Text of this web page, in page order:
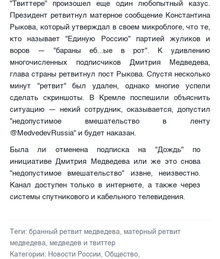
"Твиттере" произошел еще один любопытный казус.
Президент ретвитнул матерное сообщение Константина
Рыкова, который утверждал в своем микроблоге, что те,
кто называет "Единую Россию" партией жуликов и
воров — "бараны еб...ые в рот". К удивлению
многочисленных подписчиков Дмитрия Медведева,
глава страны ретвитнул пост Рыкова. Спустя несколько
минут "ретвит" был удален, однако многие успели
сделать скриншоты. В Кремле поспешили объяснить
ситуацию — некий сотрудник, оказывается, допустил
"недопустимое вмешательство в ленту
@MedvedevRussia" и будет наказан.
Была ли отменена подписка на "Дождь" по
инициативе Дмитрия Медведева или же это снова
"недопустимое вмешательство" извне, неизвестно.
Канал доступен только в интернете, а также через
системы спутникового и кабельного телевидения.
Теги: бранный ретвит медведева, матерный ретвит
медведева, медведев и твиттер
Категории: Новости России, Общество,